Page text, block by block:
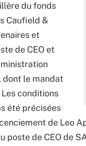
du fonds
Caufield &
et
de CEO et
dont le mandat
Les conditions
été précisées
de Leo
poste de CEO de